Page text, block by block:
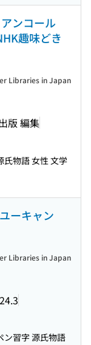
ンコール
趣味どき
版 編集
Libraries in Japan
氏物語 女性 文学
ーキャン
Libraries in Japan
ン習字 源氏物語